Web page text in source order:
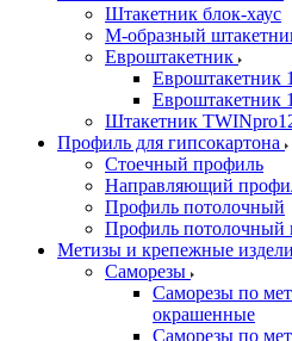
Штакетник блок-хаус
М-образный
Евроштакетник
Евроштакетник
Евроштакетник
Штакетник
Профиль для гипсокартона
Стоечный профиль
Направляющий
Профиль потолочный
Профиль потолочный
Метизы и крепежные
Саморезы
Саморезы по
окрашенные
Саморезы по